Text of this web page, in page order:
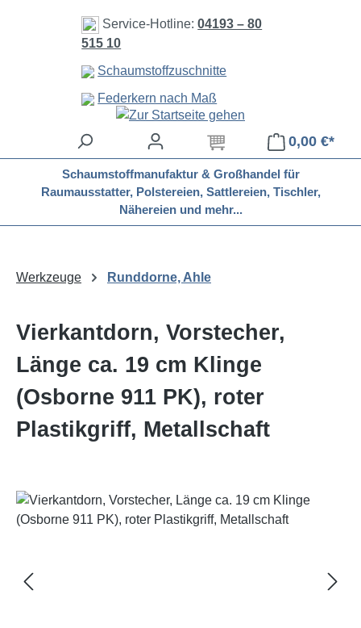
Zum Hauptinhalt springen
Service-Hotline:04193 – 80
515 10
Schaumstoffzuschnitte
Federkern nach Maß
0,00 €*
Schaumstoffmanufaktur & Großhandel für
Raumausstatter, Polstereien, Sattlereien, Tischler,
Nähereien und mehr...
Werkzeuge Runddorne, Ahle
Vierkantdorn, Vorstecher,
Länge ca. 19 cm Klinge
(Osborne 911 PK), roter
Plastikgriff, Metallschaft
Bildergalerie überspringen